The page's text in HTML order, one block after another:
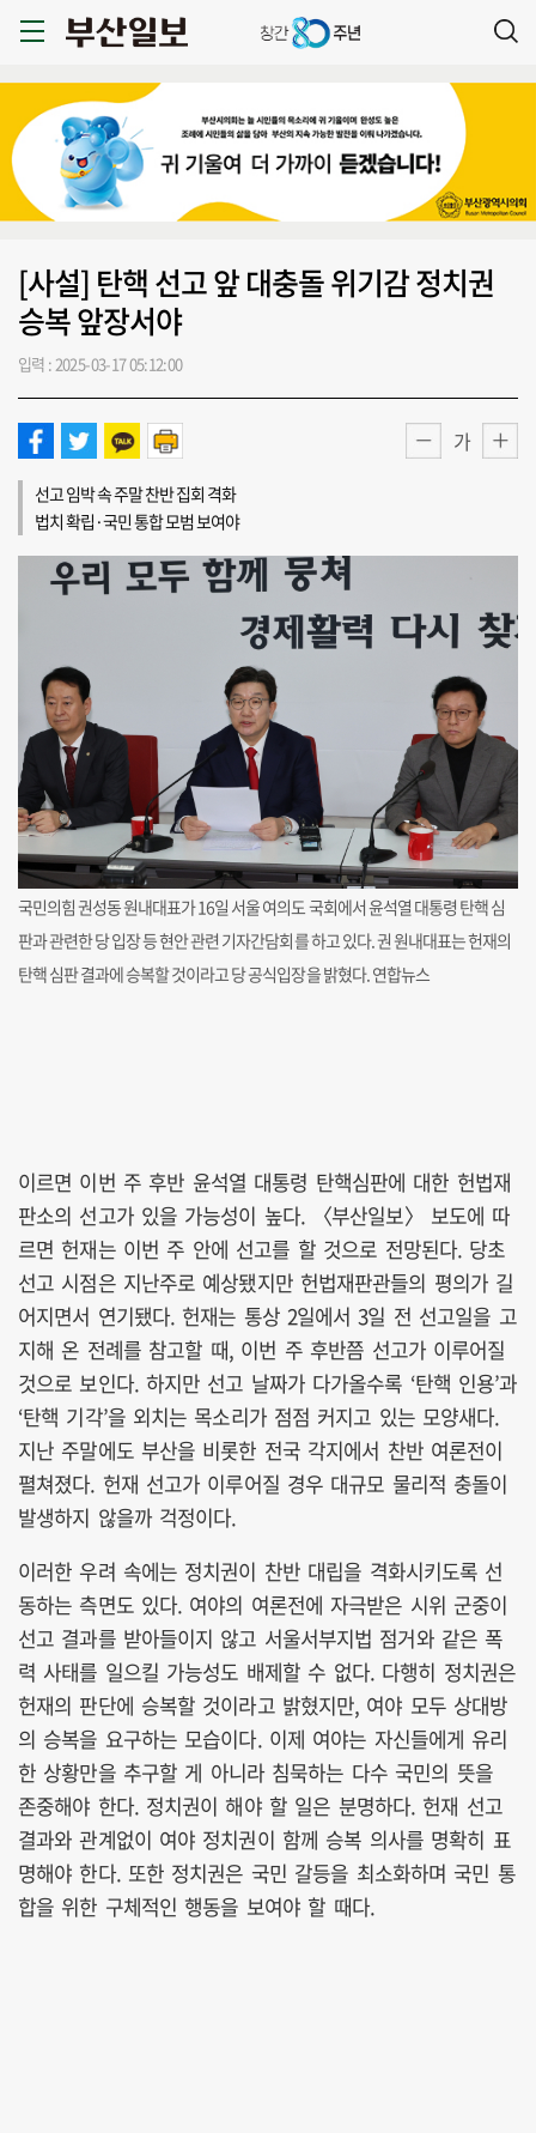
[사설] 탄핵 선고 앞 대충돌 위기감 정치권
승복 앞장서야
입력 : 2025-03-17 05:12:00
가
선고 임박 속 주말 찬반 집회 격화
법치 확립·국민 통합 모범 보여야
국민의힘 권성동 원내대표가 16일 서울 여의도 국회에서 윤석열 대통령 탄핵 심
판과 관련한 당 입장 등 현안 관련 기자간담회를 하고 있다. 권 원내대표는 헌재의
탄핵 심판 결과에 승복할 것이라고 당 공식입장을 밝혔다. 연합뉴스
이르면 이번 주 후반 윤석열 대통령 탄핵심판에 대한 헌법재
판소의 선고가 있을 가능성이 높다. 〈부산일보〉 보도에 따
르면 헌재는 이번 주 안에 선고를 할 것으로 전망된다. 당초
선고 시점은 지난주로 예상됐지만 헌법재판관들의 평의가 길
어지면서 연기됐다. 헌재는 통상 2일에서 3일 전 선고일을 고
지해 온 전례를 참고할 때, 이번 주 후반쯤 선고가 이루어질
것으로 보인다. 하지만 선고 날짜가 다가올수록 ‘탄핵 인용’과
‘탄핵 기각’을 외치는 목소리가 점점 커지고 있는 모양새다.
지난 주말에도 부산을 비롯한 전국 각지에서 찬반 여론전이
펼쳐졌다. 헌재 선고가 이루어질 경우 대규모 물리적 충돌이
발생하지 않을까 걱정이다.
이러한 우려 속에는 정치권이 찬반 대립을 격화시키도록 선
동하는 측면도 있다. 여야의 여론전에 자극받은 시위 군중이
선고 결과를 받아들이지 않고 서울서부지법 점거와 같은 폭
력 사태를 일으킬 가능성도 배제할 수 없다. 다행히 정치권은
헌재의 판단에 승복할 것이라고 밝혔지만, 여야 모두 상대방
의 승복을 요구하는 모습이다. 이제 여야는 자신들에게 유리
한 상황만을 추구할 게 아니라 침묵하는 다수 국민의 뜻을
존중해야 한다. 정치권이 해야 할 일은 분명하다. 헌재 선고
결과와 관계없이 여야 정치권이 함께 승복 의사를 명확히 표
명해야 한다. 또한 정치권은 국민 갈등을 최소화하며 국민 통
합을 위한 구체적인 행동을 보여야 할 때다.